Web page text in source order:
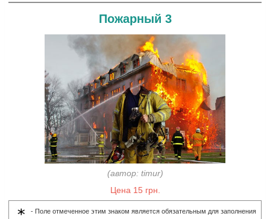
Пожарный 3
(автор: timur)
Цена 15 грн.
- Поле отмеченное этим знаком является обязательным для заполнения